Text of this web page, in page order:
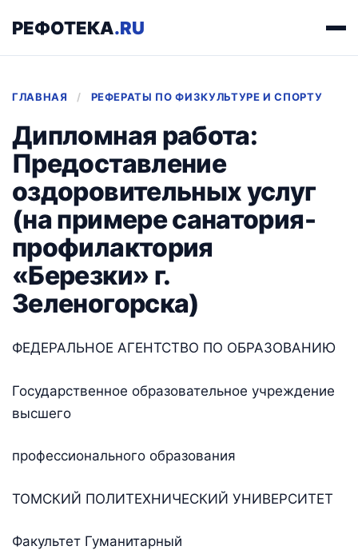
РЕФОТЕКА.RU
ГЛАВНАЯ / РЕФЕРАТЫ ПО ФИЗКУЛЬТУРЕ И СПОРТУ
Дипломная работа:
Предоставление
оздоровительных услуг
(на примере санатория-
профилактория
«Березки» г.
Зеленогорска)
ФЕДЕРАЛЬНОЕ АГЕНТСТВО ПО ОБРАЗОВАНИЮ
Государственное образовательное учреждение
высшего
профессионального образования
ТОМСКИЙ ПОЛИТЕХНИЧЕСКИЙ УНИВЕРСИТЕТ
Факультет Гуманитарный